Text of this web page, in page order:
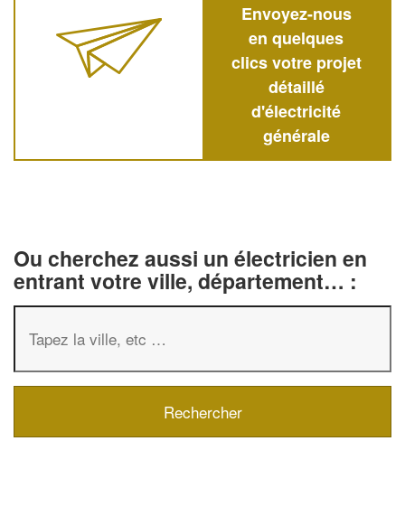
Envoyez-nous
en quelques
clics votre projet
détaillé
d'électricité
générale
Ou cherchez aussi un électricien en
entrant votre ville, département… :